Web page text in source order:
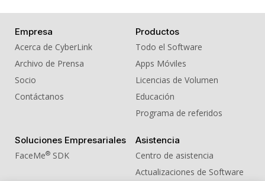
Empresa
Acerca de CyberLink
Archivo de Prensa
Socio
Contáctanos
Productos
Todo el Software
Apps Móviles
Licencias de Volumen
Educación
Programa de referidos
Soluciones Empresariales
FaceMe® SDK
Asistencia
Centro de asistencia
Actualizaciones de Software